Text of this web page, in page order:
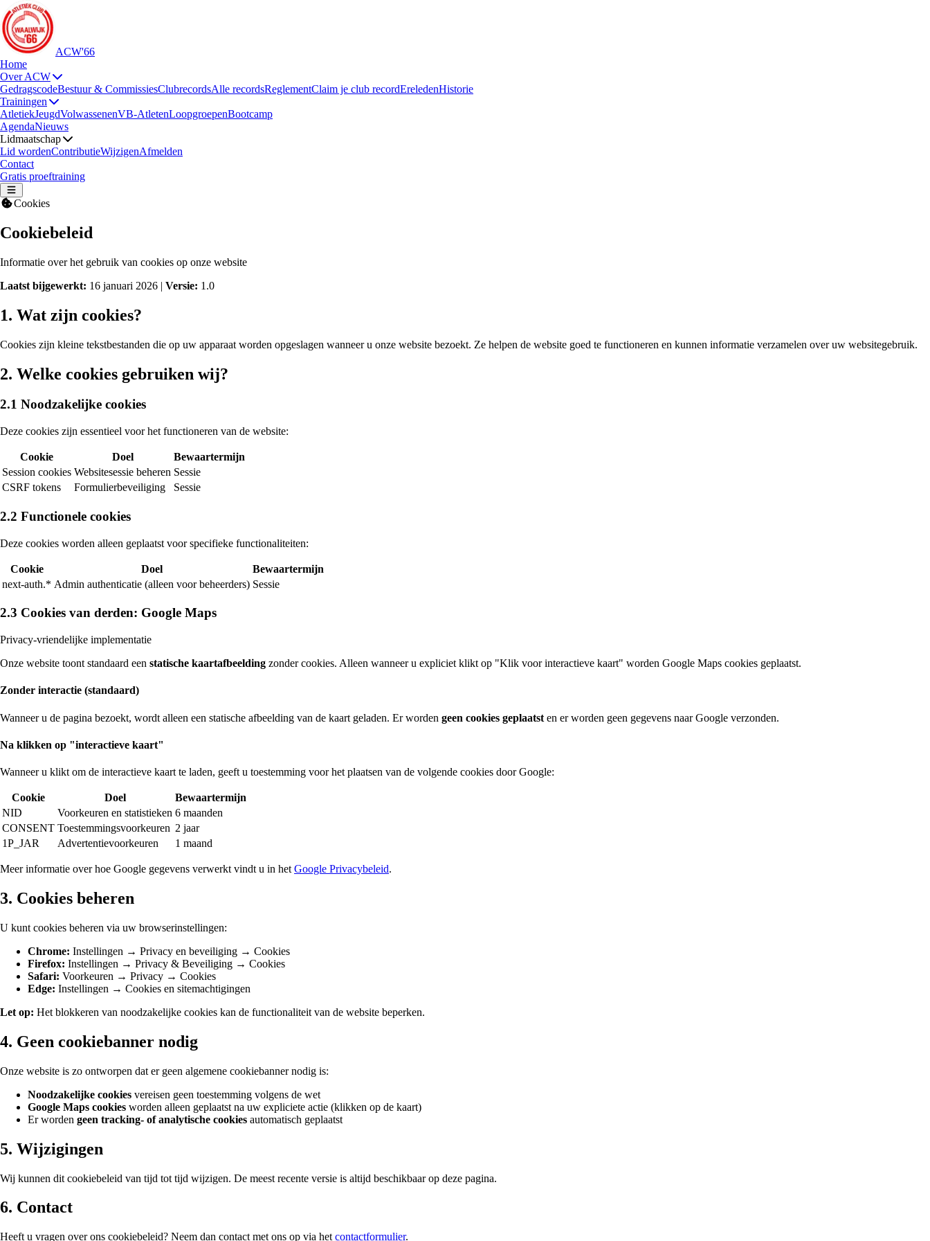
ACW'66
Home
Over ACW
GedragscodeBestuur & CommissiesClubrecordsAlle recordsReglementClaim je club recordEreledenHistorie
Trainingen
AtletiekJeugdVolwassenenVB-AtletenLoopgroepenBootcamp
AgendaNieuws
Lidmaatschap
Lid wordenContributieWijzigenAfmelden
Contact
Gratis proeftraining
Cookies
Cookiebeleid
Informatie over het gebruik van cookies op onze website
Laatst bijgewerkt: 16 januari 2026 | Versie: 1.0
1. Wat zijn cookies?
Cookies zijn kleine tekstbestanden die op uw apparaat worden opgeslagen wanneer u onze website bezoekt. Ze helpen de website goed te functioneren en kunnen informatie verzamelen over uw websitegebruik.
2. Welke cookies gebruiken wij?
2.1 Noodzakelijke cookies
Deze cookies zijn essentieel voor het functioneren van de website:
Cookie Doel
Bewaartermijn
Session cookies Websitesessie beheren Sessie
CSRF tokens
Formulierbeveiliging Sessie
2.2 Functionele cookies
Deze cookies worden alleen geplaatst voor specifieke functionaliteiten:
Cookie Doel
Bewaartermijn
next-auth.* Admin authenticatie (alleen voor beheerders) Sessie
2.3 Cookies van derden: Google Maps
Privacy-vriendelijke implementatie
Onze website toont standaard een statische kaartafbeelding zonder cookies. Alleen wanneer u expliciet klikt op "Klik voor interactieve kaart" worden Google Maps cookies geplaatst.
Zonder interactie (standaard)
Wanneer u de pagina bezoekt, wordt alleen een statische afbeelding van de kaart geladen. Er worden geen cookies geplaatst en er worden geen gegevens naar Google verzonden.
Na klikken op "interactieve kaart"
Wanneer u klikt om de interactieve kaart te laden, geeft u toestemming voor het plaatsen van de volgende cookies door Google:
Cookie Doel
Bewaartermijn
NID
Voorkeuren en statistieken 6 maanden
CONSENT Toestemmingsvoorkeuren 2 jaar
1P_JAR
Advertentievoorkeuren 1 maand
Meer informatie over hoe Google gegevens verwerkt vindt u in het Google Privacybeleid.
3. Cookies beheren
U kunt cookies beheren via uw browserinstellingen:
Chrome: Instellingen → Privacy en beveiliging → Cookies
Firefox: Instellingen → Privacy & Beveiliging → Cookies
Safari: Voorkeuren → Privacy → Cookies
Edge: Instellingen → Cookies en sitemachtigingen
Let op: Het blokkeren van noodzakelijke cookies kan de functionaliteit van de website beperken.
4. Geen cookiebanner nodig
Onze website is zo ontworpen dat er geen algemene cookiebanner nodig is:
Noodzakelijke cookies vereisen geen toestemming volgens de wet
Google Maps cookies worden alleen geplaatst na uw expliciete actie (klikken op de kaart)
Er worden geen tracking- of analytische cookies automatisch geplaatst
5. Wijzigingen
Wij kunnen dit cookiebeleid van tijd tot tijd wijzigen. De meest recente versie is altijd beschikbaar op deze pagina.
6. Contact
Heeft u vragen over ons cookiebeleid? Neem dan contact met ons op via het contactformulier.